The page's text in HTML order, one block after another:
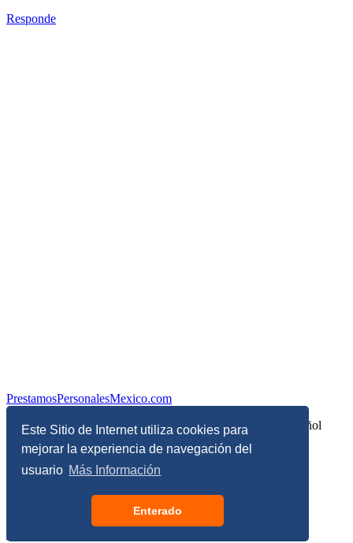
Este Sitio de Internet utiliza cookies para
mejorar la experiencia de navegación del
usuario Más Información
Enterado
Responde
PrestamosPersonalesMexico.com
Información sobre Finanzas Personales y Economía en Español
© Copyright 2017 - 2026 - Todos los derechos reservados
Términos, Condiciones y Políticas de Privacidad